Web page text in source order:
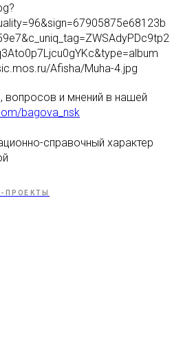
Afisha/Muha-4.jpg
и мнений в нашей
bagova_nsk
справочный характер
ПРОЕКТЫ